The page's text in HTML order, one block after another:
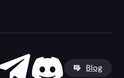
Blog